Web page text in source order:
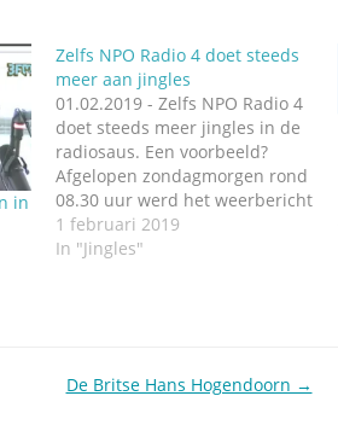
in
Zelfs NPO Radio 4 doet steeds
meer aan jingles
01.02.2019 - Zelfs NPO Radio 4
doet steeds meer jingles in de
radiosaus. Een voorbeeld?
Afgelopen zondagmorgen rond
08.30 uur werd het weerbericht
van Jan Visser ingeleid met een
gezongen jingle. Eenmalig of
1 februari 2019
In "Jingles"
De Britse Hans Hogendoorn →